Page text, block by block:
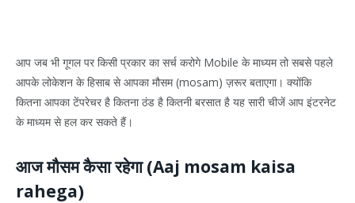
आप जब भी गूगल पर किसी प्रकार का सर्च करोगे Mobile के माध्यम तो सबसे पहले
आपके लोकेशन के हिसाब से आपका मौसम (mosam) ज़रूर बताएगा। क्योंकि
कितना आपका टेंपरेचर है कितना ठंड है कितनी बरसात है यह सारी चीजें आप इंटरनेट
के माध्यम से हल कर सकते हैं।
आज मौसम कैसा रहेगा (Aaj mosam kaisa
rahega)